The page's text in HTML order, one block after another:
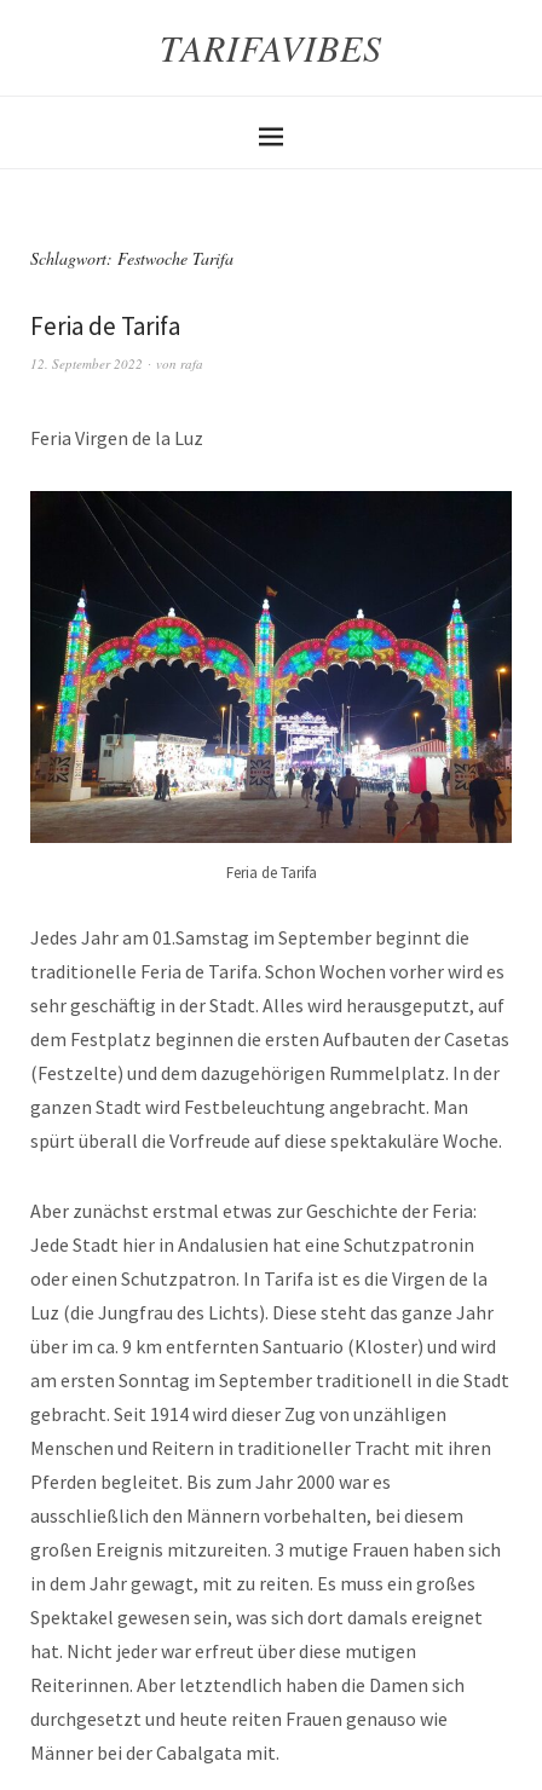
TARIFAVIBES
Schlagwort: Festwoche Tarifa
Feria de Tarifa
12. September 2022 von rafa
Feria Virgen de la Luz
Feria de Tarifa
Jedes Jahr am 01.Samstag im September beginnt die
traditionelle Feria de Tarifa. Schon Wochen vorher wird es
sehr geschäftig in der Stadt. Alles wird herausgeputzt, auf
dem Festplatz beginnen die ersten Aufbauten der Casetas
(Festzelte) und dem dazugehörigen Rummelplatz. In der
ganzen Stadt wird Festbeleuchtung angebracht. Man
spürt überall die Vorfreude auf diese spektakuläre Woche.
Aber zunächst erstmal etwas zur Geschichte der Feria:
Jede Stadt hier in Andalusien hat eine Schutzpatronin
oder einen Schutzpatron. In Tarifa ist es die Virgen de la
Luz (die Jungfrau des Lichts). Diese steht das ganze Jahr
über im ca. 9 km entfernten Santuario (Kloster) und wird
am ersten Sonntag im September traditionell in die Stadt
gebracht. Seit 1914 wird dieser Zug von unzähligen
Menschen und Reitern in traditioneller Tracht mit ihren
Pferden begleitet. Bis zum Jahr 2000 war es
ausschließlich den Männern vorbehalten, bei diesem
großen Ereignis mitzureiten. 3 mutige Frauen haben sich
in dem Jahr gewagt, mit zu reiten. Es muss ein großes
Spektakel gewesen sein, was sich dort damals ereignet
hat. Nicht jeder war erfreut über diese mutigen
Reiterinnen. Aber letztendlich haben die Damen sich
durchgesetzt und heute reiten Frauen genauso wie
Männer bei der Cabalgata mit.